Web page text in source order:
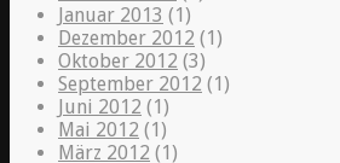
Januar 2013 (1)
Dezember 2012 (1)
Oktober 2012 (3)
September 2012 (1)
Juni 2012 (1)
Mai 2012 (1)
März 2012 (1)